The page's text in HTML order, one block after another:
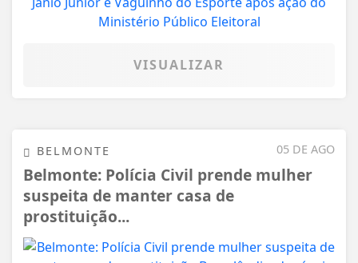
VISUALIZAR
05 DE AGO
BELMONTE
Belmonte: Polícia Civil prende mulher
suspeita de manter casa de
prostituição...